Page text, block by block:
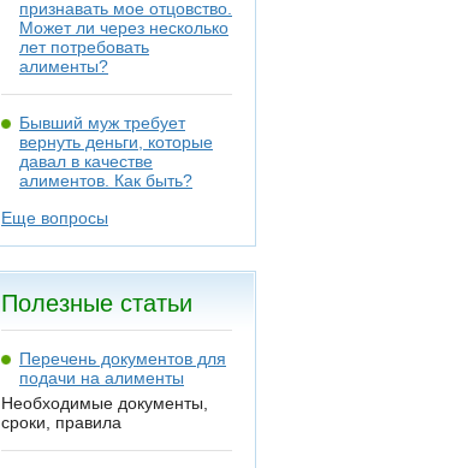
признавать мое отцовство.
Может ли через несколько
лет потребовать
алименты?
Бывший муж требует
вернуть деньги, которые
давал в качестве
алиментов. Как быть?
Еще вопросы
Полезные статьи
Перечень документов для
подачи на алименты
Необходимые документы,
сроки, правила